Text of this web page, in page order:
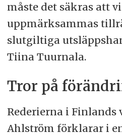
måste det säkras att
uppmärksammas
slutgiltiga
Tiina Tuurnala.
Tror på
Rederierna i Finlands
Ahlström förklarar i